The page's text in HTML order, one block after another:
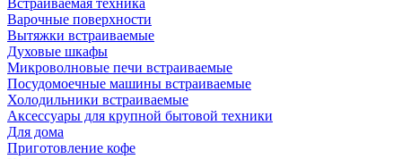
Встраиваемая техника
Варочные поверхности
Вытяжки встраиваемые
Духовые шкафы
Микроволновые печи встраиваемые
Посудомоечные машины встраиваемые
Холодильники встраиваемые
Аксессуары для крупной бытовой техники
Для дома
Приготовление кофе